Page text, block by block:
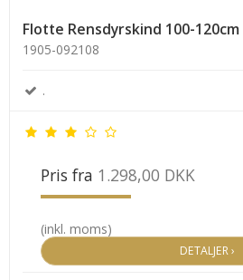
Flotte Rensdyrskind 100-120cm
1905-092108
.
Pris fra 1.298,00 DKK
(inkl. moms)
DETALJER ›